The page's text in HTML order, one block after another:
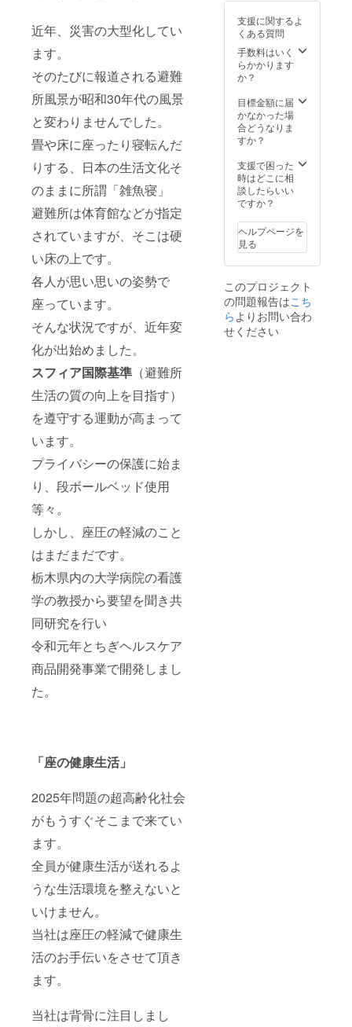
近年、災害の大型化してい
ます。
そのたびに報道される避難
所風景が昭和30年代の風景
と変わりませんでした。
畳や床に座ったり寝転んだ
りする、日本の生活文化そ
のままに所謂「雑魚寝」
避難所は体育館などが指定
されていますが、そこは硬
い床の上です。
各人が思い思いの姿勢で
座っています。
そんな状況ですが、近年変
化が出始めました。
スフィア国際基準 （避難所
生活の質の向上を目指す）
を遵守する運動が高まって
います。
プライバシーの保護に始ま
り、段ボールベッド使用
等々。
しかし、座圧の軽減のこと
はまだまだです。
栃木県内の大学病院の看護
学の教授から要望を聞き共
同研究を行い
令和元年とちぎヘルスケア
商品開発事業で開発しまし
た。
「座の健康生活」
2025年問題の超高齢化社会
がもうすぐそこまで来てい
ます。
全員が健康生活が送れるよ
うな生活環境を整えないと
いけません。
当社は座圧の軽減で健康生
活のお手伝いをさせて頂き
ます。
当社は背骨に注目しまし
支援に関するよ
くある質問
手数料はいく
らかかります
か？
目標金額に届
かなかった場
合どうなりま
すか？
支援で困った
時はどこに相
談したらいい
ですか？
ヘルプページを
見る
このプロジェクト
の問題報告はこち
ら よりお問い合わ
せください